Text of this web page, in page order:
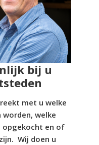
bij u
met u welke
welke
opgekocht en of
Wij doen u